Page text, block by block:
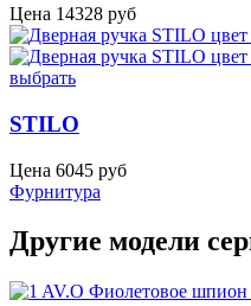
Цена 14328 руб
выбрать
STILO
Цена 6045 руб
Фурнитура
Другие модели